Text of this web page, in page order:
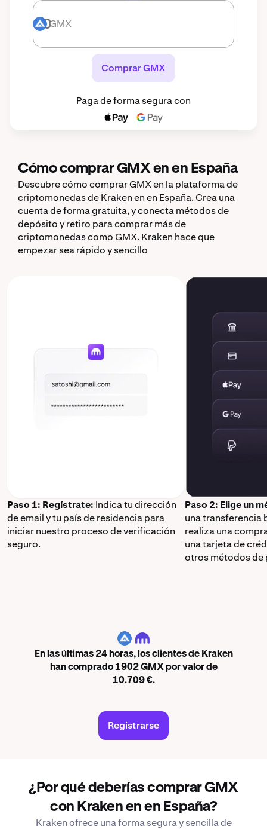
GMX GMX
Comprar GMX
Paga de forma segura con
Cómo comprar GMX en en España
Descubre cómo comprar GMX en la plataforma de
criptomonedas de Kraken en en España. Crea una
cuenta de forma gratuita, y conecta métodos de
depósito y retiro para comprar más de
criptomonedas como GMX. Kraken hace que
empezar sea rápido y sencillo
Paso 1: Regístrate: Indica tu dirección
de email y tu país de residencia para
iniciar nuestro proceso de verificación
seguro.
Paso 2: Elige un
una transferencia
realiza una
una tarjeta de
otros métodos de
GMX
En las últimas 24 horas, los clientes de Kraken
han comprado 1902 GMX por valor de
10.709 €.
Registrarse
¿Por qué deberías comprar GMX
con Kraken en en España?
Kraken ofrece una forma segura y sencilla de